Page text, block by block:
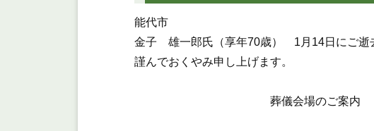
能代市
金子 雄一郎氏（享年70歳） 1月14日にご逝
謹んでおくやみ申し上げます。
葬儀会場のご案内